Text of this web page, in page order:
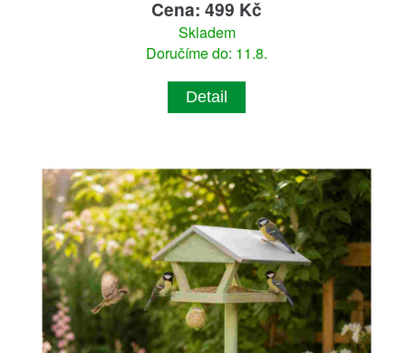
Cena: 499 Kč
Skladem
Doručíme do: 11.8.
Detail